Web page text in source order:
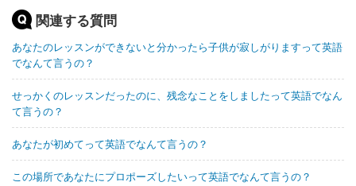
関連する質問
あなたのレッスンができないと分かったら子供が寂しがりますって英語
でなんて言うの？
せっかくのレッスンだったのに、残念なことをしましたって英語でなん
て言うの？
あなたが初めてって英語でなんて言うの？
この場所であなたにプロポーズしたいって英語でなんて言うの？